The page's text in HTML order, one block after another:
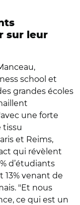
sur leur
school et
grandes écoles
une forte
tissu
et Reims,
qui révèlent
d’étudiants
13% venant de
"Et nous
ce qui est un